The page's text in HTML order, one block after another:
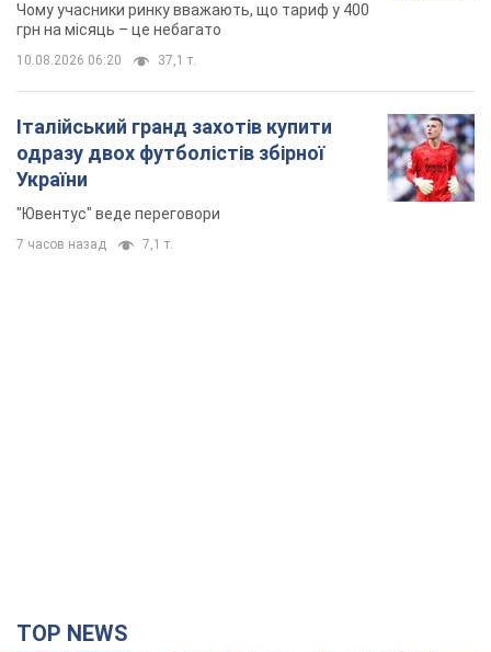
Чому учасники ринку вважають, що тариф у 400
грн на місяць – це небагато
10.08.2026 06:20 37,1 т.
Італійський гранд захотів купити
одразу двох футболістів збірної
України
"Ювентус" веде переговори
7 часов назад 7,1 т.
TOP NEWS